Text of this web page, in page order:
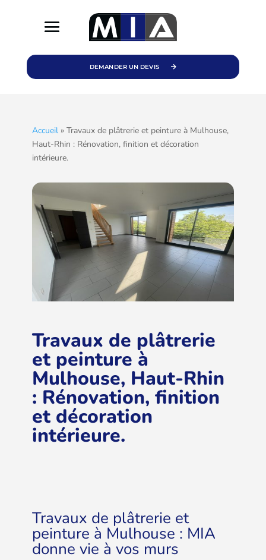
DEMANDER UN DEVIS
Accueil» Travaux de plâtrerie et peinture à Mulhouse,
Haut-Rhin : Rénovation, finition et décoration
intérieure.
Travaux de plâtrerie
et peinture à
Mulhouse, Haut-Rhin
: Rénovation, finition
et décoration
intérieure.
Travaux de plâtrerie et
peinture à Mulhouse : MIA
donne vie à vos murs